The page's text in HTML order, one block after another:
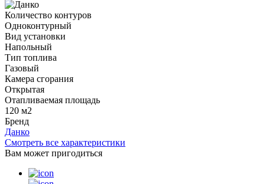
Количество контуров
Одноконтурный
Вид установки
Напольный
Тип топлива
Газовый
Камера сгорания
Открытая
Отапливаемая площадь
120 м2
Бренд
Данко
Смотреть все характеристики
Вам может пригодиться